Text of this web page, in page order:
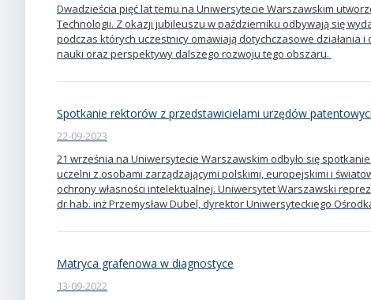
Dwadzieścia pięć lat temu na Uniwersytecie Warszawskim
Technologii. Z okazji jubileuszu w październiku odbywają się
podczas których uczestnicy omawiają dotychczasowe działania
nauki oraz perspektywy dalszego rozwoju tego obszaru.
Spotkanie rektorów z przedstawicielami urzędów
22-09-2023
21 września na Uniwersytecie Warszawskim odbyło się
uczelni z osobami zarządzającymi polskimi, europejskimi i
ochrony własności intelektualnej. Uniwersytet Warszawski
dr hab. inż Przemysław Dubel, dyrektor Uniwersyteckiego
Matryca grafenowa w diagnostyce
13-09-2022